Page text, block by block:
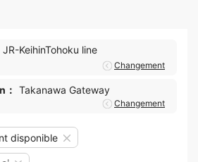
JR-KeihinTohoku line
Changement
Takanawa Gateway
Changement
disponible